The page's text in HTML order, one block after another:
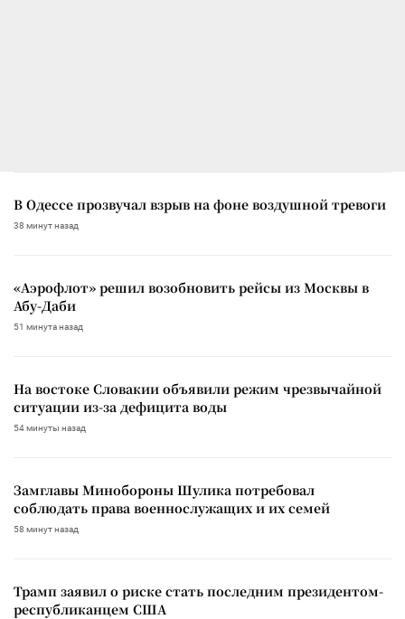
В Одессе прозвучал взрыв на фоне воздушной тревоги
38 минут назад
«Аэрофлот» решил возобновить рейсы из Москвы в
Абу-Даби
51 минута назад
На востоке Словакии объявили режим чрезвычайной
ситуации из-за дефицита воды
54 минуты назад
Замглавы Минобороны Шулика потребовал
соблюдать права военнослужащих и их семей
58 минут назад
Трамп заявил о риске стать последним президентом-
республиканцем США